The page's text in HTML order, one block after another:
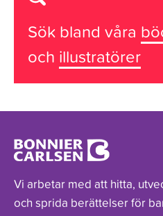
Sök bland våra
och illustratörer
Vi arbetar med att hitta,
och sprida berättelser för